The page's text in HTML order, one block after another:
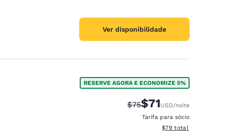
Ver disponibilidade
RESERVE AGORA E ECONOMIZE 5%
Tarifa anterior “tachada”:
$75Tarifa com desconto:
$71USD/noite
Tarifa para sócio
Exibir detalhes do total
$79 total